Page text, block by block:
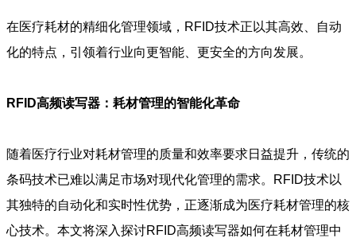
在医疗耗材的精细化管理领域，RFID技术正以其高效、自动
化的特点，引领着行业向更智能、更安全的方向发展。
RFID高频读写器：耗材管理的智能化革命
随着医疗行业对耗材管理的质量和效率要求日益提升，传统的
条码技术已难以满足市场对现代化管理的需求。RFID技术以
其独特的自动化和实时性优势，正逐渐成为医疗耗材管理的核
心技术。本文将深入探讨RFID高频读写器如何在耗材管理中